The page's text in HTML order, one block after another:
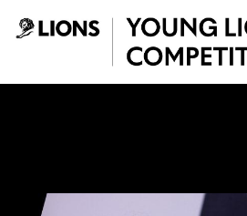
Saltar al contenido principal